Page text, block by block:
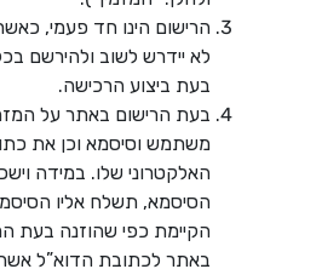
הרישום הינו חד פעמי,
לא יידרש לשוב ולהירשם
בעת ביצוע הרכישה.
בעת הרישום באתר על
משתמש וסיסמא וכן את
האלקטרוני שלו. במידה
הסיסמא, תשלח אליו
הקיימת כפי שהוזנה בעת
באתר לכתובת הדוא”ל